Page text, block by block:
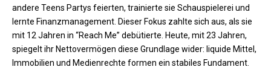
andere Teens Partys feierten, trainierte sie Schauspielerei und
lernte Finanzmanagement. Dieser Fokus zahlte sich aus, als sie
mit 12 Jahren in “Reach Me” debütierte. Heute, mit 23 Jahren,
spiegelt ihr Nettovermögen diese Grundlage wider: liquide Mittel,
Immobilien und Medienrechte formen ein stabiles Fundament.